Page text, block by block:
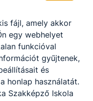
fájl, amely akkor
egy webhelyet
funkcióval
gyűjtenek,
és
honlap használatát.
Szakképző Iskola